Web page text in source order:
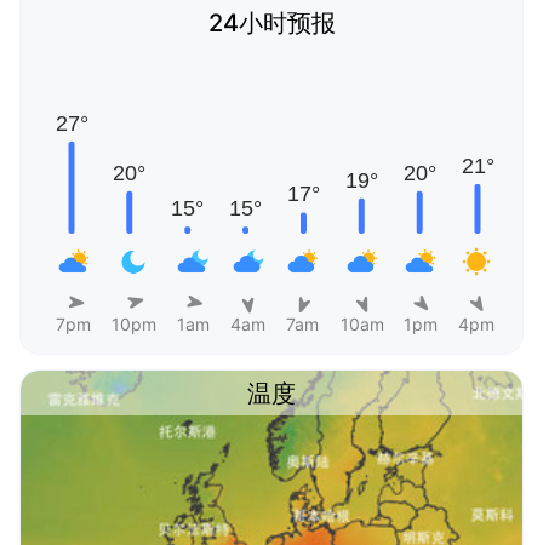
24小时预报
7pm 10pm 1am 4am 7am 10am 1pm 4pm
温度